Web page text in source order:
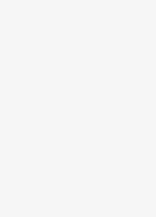
art. 16 RODO,
prawo do bycia zapomnianym) na podstawie
były zebrane lub w inny sposób przetwarzane,
na przetwarzanie danych osobowych, która
z prawem,
się z obowiązku wynikającego z
danych osobowych – na okres
celów, ale osoba, której dane dotyczą,
wobec przetwarzania danych - do czasu
RODO, w przypadku gdy łącznie spełnione są
umowy zawartej z osobą, której dane
art. 21 RODO, wobec przetwarzania